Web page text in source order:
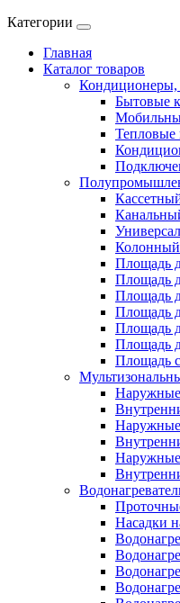
Категории
Главная
Каталог товаров
Кондиционеры,
Бытовые
Тепловые
Площадь
Площадь
Площадь
Площадь
Площадь
Площадь
Площадь
Наcадки